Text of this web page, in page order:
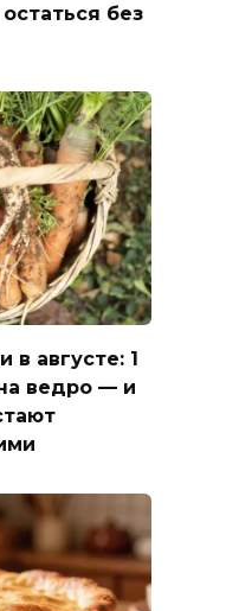
без
в августе: 1
ведро — и